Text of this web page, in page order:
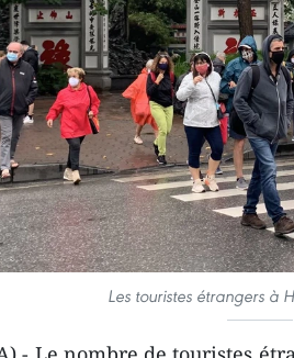
Les touristes étrangers à